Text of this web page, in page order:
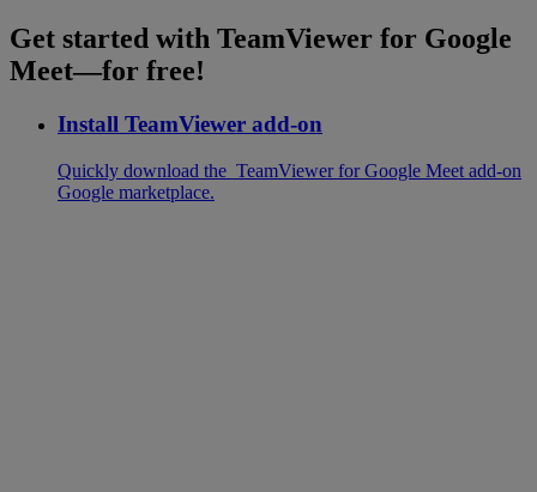
Get started with TeamViewer for Google
Meet—for free!
Install TeamViewer add-on
Quickly download the TeamViewer for Google Meet add-on
Google marketplace.